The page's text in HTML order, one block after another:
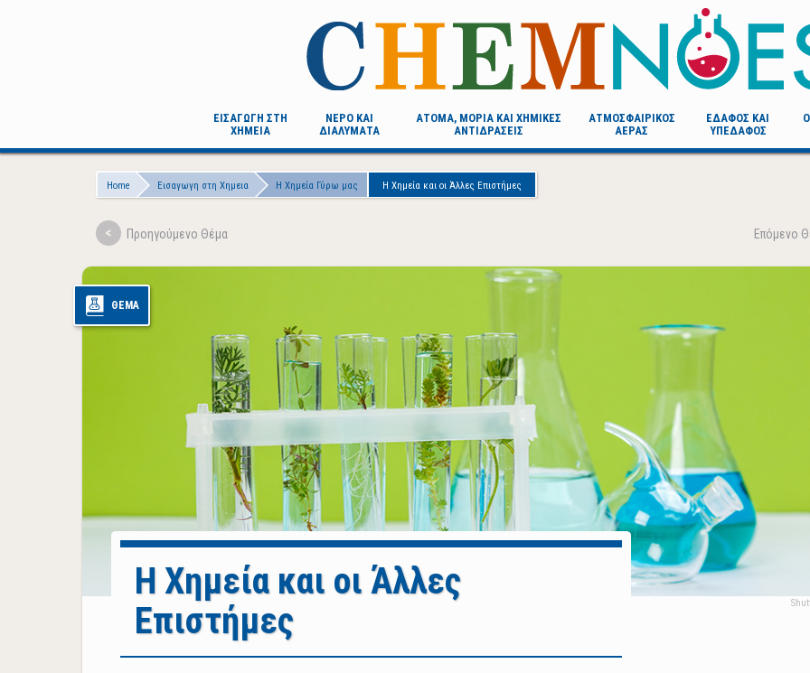
ΕΙΣΑΓΩΓΗ ΣΤΗ
ΧΗΜΕΙΑ
ΝΕΡΟ ΚΑΙ
ΔΙΑΛΥΜΑΤΑ
AΤΟΜΑ, ΜOΡΙΑ ΚΑΙ ΧΗΜΙΚΕΣ
ΑΝΤΙΔΡΑΣΕΙΣ
ΑΤΜΟΣΦΑΙΡΙΚΟΣ
ΑΕΡΑΣ
ΕΔΑΦΟΣ ΚΑΙ
ΥΠΕΔΑΦΟΣ
Breadcrumb
Home Εισαγωγη στη Χημεια Η Χημεία Γύρω μας Η Χημεία και οι Άλλες Επιστήμες
ΘΕΜΑ
Η Χημεία και οι Άλλες
Επιστήμες